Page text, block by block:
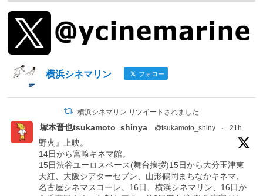
横浜シネマリン フォロー
横浜シネマリン リツイートされました
塚本晋也tsukamoto_shinya @tsukamoto_shiny · 21h
野火』上映。
14日から宮﨑キネマ館。
15日渋谷ユーロスペース(舞台挨拶)15日から大分玉津東
天紅、大阪シアターセブン、山形鶴岡まちなかキネマ、
名古屋シネマスコーレ。16日、横浜シネマリン、16日か